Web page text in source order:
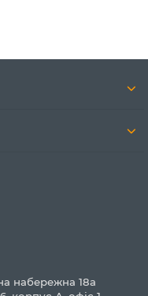
набережна 18а